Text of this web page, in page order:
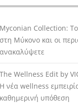
Myconian Collection:
στη Μύκονο και οι
ανακαλύψετε
The Wellness Edit by
Η νέα wellness
καθημερινή υπόθεση